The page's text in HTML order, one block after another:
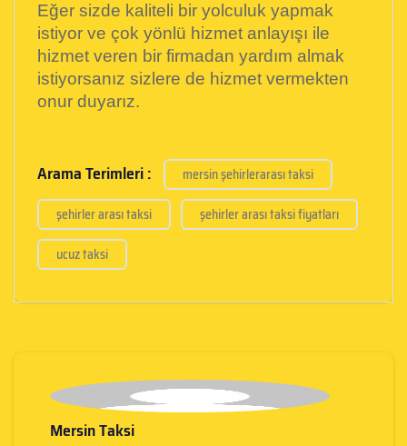
Eğer sizde kaliteli bir yolculuk yapmak
istiyor ve çok yönlü hizmet anlayışı ile
hizmet veren bir firmadan yardım almak
istiyorsanız sizlere de hizmet vermekten
onur duyarız.
Arama Terimleri :
mersin şehirlerarası taksi
şehirler arası taksi
şehirler arası taksi fiyatları
ucuz taksi
Mersin Taksi